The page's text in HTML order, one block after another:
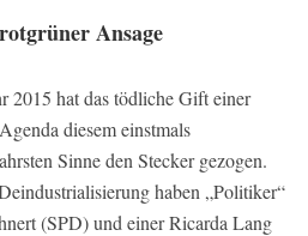
Ansage
2015 hat das tödliche Gift einer
diesem einstmals
Sinne den Stecker gezogen.
haben „Politiker“
(SPD) und einer Ricarda Lang